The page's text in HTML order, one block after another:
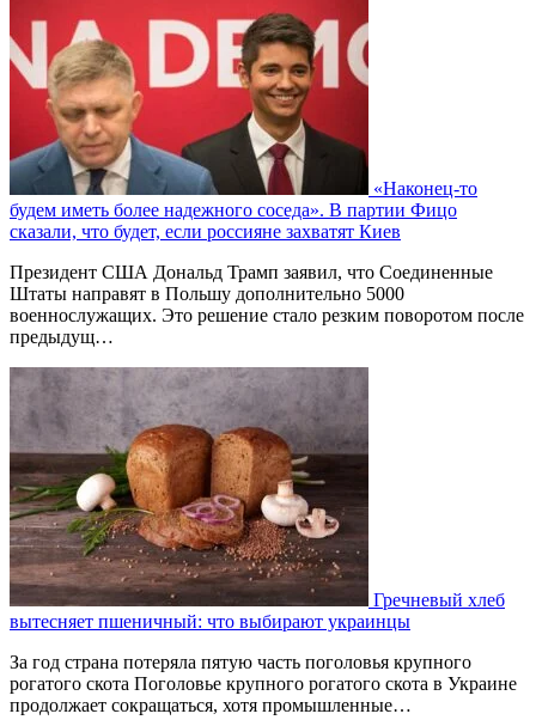
«Наконец-то
будем иметь более надежного соседа». В партии Фицо
сказали, что будет, если россияне захватят Киев
Президент США Дональд Трамп заявил, что Соединенные
Штаты направят в Польшу дополнительно 5000
военнослужащих. Это решение стало резким поворотом после
предыдущ…
Гречневый хлеб
вытесняет пшеничный: что выбирают украинцы
За год страна потеряла пятую часть поголовья крупного
рогатого скота Поголовье крупного рогатого скота в Украине
продолжает сокращаться, хотя промышленные…